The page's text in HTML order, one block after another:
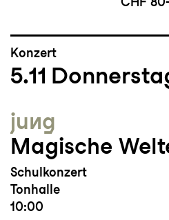
Konzert
5.11
jung
Magische
Schulkonzert
Tonhalle
10:00